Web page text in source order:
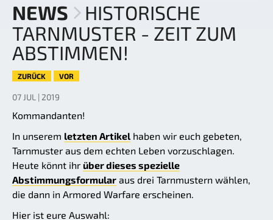
NEWS
HISTORISCHE
TARNMUSTER - ZEIT ZUM
ABSTIMMEN!
ZURÜCK VOR
07 JUL | 2019
Kommandanten!
In unserem letzten Artikel haben wir euch gebeten,
Tarnmuster aus dem echten Leben vorzuschlagen.
Heute könnt ihr über dieses spezielle
Abstimmungsformular aus drei Tarnmustern wählen,
die dann in Armored Warfare erscheinen.
Hier ist eure Auswahl: